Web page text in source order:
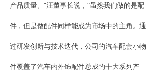
产品质量。”汪董事长说，“虽然我们做的是配
件，但是做配件同样能成为市场中的主角。通
过研发创新与技术迭代，公司的汽车配套小物
件覆盖了汽车内外饰配件总成的十大系列产